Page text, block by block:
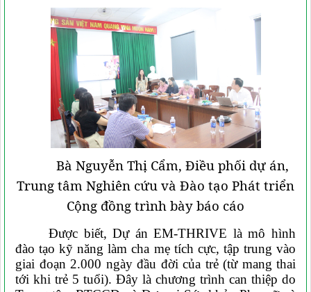
Bà Nguyễn Thị Cẩm, Điều phối dự án,
Trung tâm Nghiên cứu và Đào tạo Phát triển
Cộng đồng trình bày báo cáo
Được biết, Dự án EM-THRIVE là mô hình
đào tạo kỹ năng làm cha mẹ tích cực, tập trung vào
giai đoạn 2.000 ngày đầu đời của trẻ (từ mang thai
tới khi trẻ 5 tuổi). Đây là chương trình can thiệp do